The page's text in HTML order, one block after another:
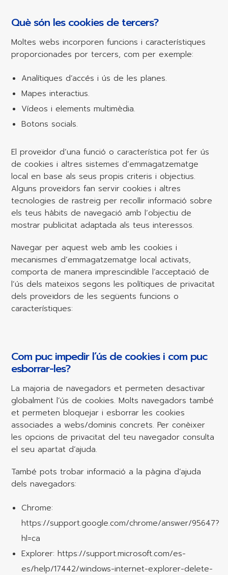
Què són les cookies de tercers?
Moltes webs incorporen funcions i característiques
proporcionades por tercers, com per exemple:
Analítiques d’accés i ús de les planes.
Mapes interactius.
Vídeos i elements multimèdia.
Botons socials.
El proveïdor d’una funció o característica pot fer ús
de cookies i altres sistemes d’emmagatzematge
local en base als seus propis criteris i objectius.
Alguns proveïdors fan servir cookies i altres
tecnologies de rastreig per recollir informació sobre
els teus hàbits de navegació amb l’objectiu de
mostrar publicitat adaptada als teus interessos.
Navegar per aquest web amb les cookies i
mecanismes d’emmagatzematge local activats,
comporta de manera imprescindible l’acceptació de
l’ús dels mateixos segons les polítiques de privacitat
dels proveïdors de les següents funcions o
característiques:
Com puc impedir l’ús de cookies i com puc
esborrar-les?
La majoria de navegadors et permeten desactivar
globalment l’ús de cookies. Molts navegadors també
et permeten bloquejar i esborrar les cookies
associades a webs/dominis concrets. Per conèixer
les opcions de privacitat del teu navegador consulta
el seu apartat d’ajuda.
També pots trobar informació a la pàgina d’ajuda
dels navegadors:
Chrome:
https://support.google.com/chrome/answer/95647?
hl=ca
Explorer: https://support.microsoft.com/es-
es/help/17442/windows-internet-explorer-delete-